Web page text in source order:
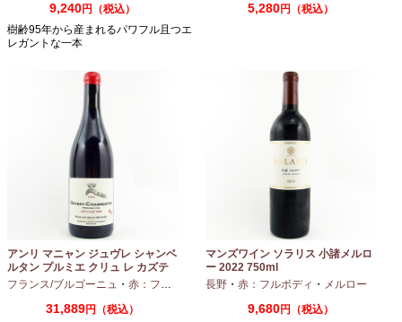
9,240円（税込）
樹齢95年から産まれるパワフル且つエ
レガントな一本
5,280円（税込）
アンリ マニャン ジュヴレ シャンベ
ルタン プルミエ クリュ レ カズテ
ィエ エルバージュ 24 モワ 2023
フランス/ブルゴーニュ ・ 赤：フルボディ ・ピノノワール
31,889円（税込）
マンズワイン ソラリス 小諸メルロ
ー 2022 750ml
長野 ・ 赤：フルボディ ・ メルロー
9,680円（税込）